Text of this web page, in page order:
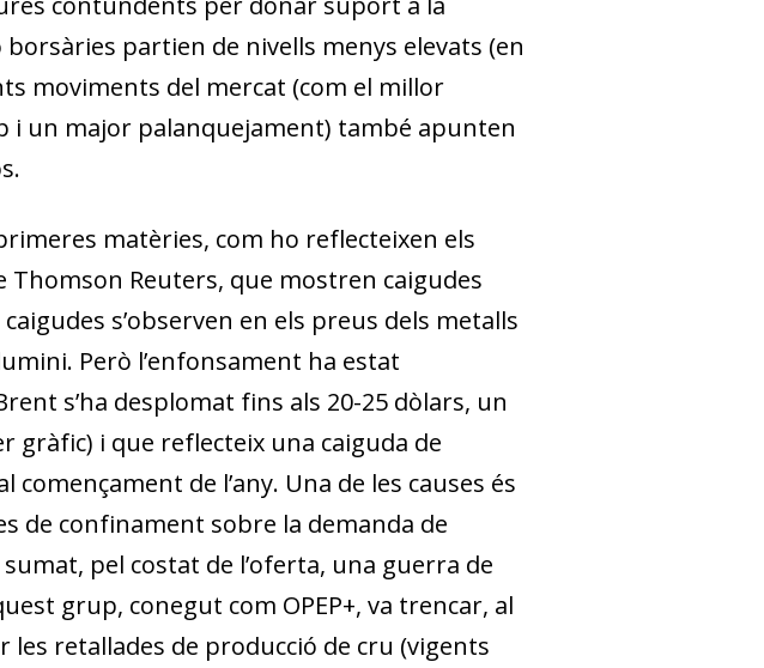
borsàries partien de nivells menys elevats (en
moviments del mercat (com el millor
i un major palanquejament) també apunten
matèries, com ho reflecteixen els
Thomson Reuters, que mostren caigudes
s’observen en els preus dels metalls
Però l’enfonsament ha estat
s’ha desplomat fins als 20-25 dòlars, un
gràfic) i que reflecteix una caiguda de
de l’any. Una de les causes és
de confinament sobre la demanda de
pel costat de l’oferta, una guerra de
grup, conegut com OPEP+, va trencar, al
retallades de producció de cru (vigents